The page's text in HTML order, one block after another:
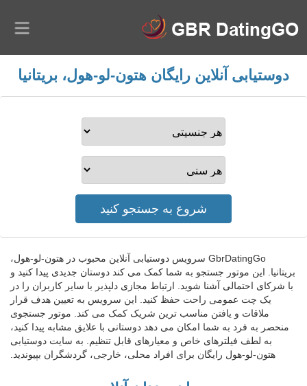
دوستیابی آنلاین رایگان هتون-لو-هول، بریتانیا
GbrDatingGo سرویس دوستیابی آنلاین محبوب در هتون-لو-هول،
بریتانیا. این موتور جستجو به شما کمک می کند دوستان جدیدی پیدا کنید و
با شرکای احتمالی آشنا شوید. ارتباط مجازی دلپذیر با سایر کاربران را در
یک چت عمومی راحت حفظ کنید. این سرویس به تعیین هدف قرار
ملاقات و یافتن مناسب ترین شریک کمک می کند. موتور جستجوی
منحصر به فرد به شما امکان می دهد دوستانی با علایق مشابه پیدا کنید،
به لطف فیلترهای خاص و معیارهای قابل تنظیم. به سایت دوستیابی
هتون-لو-هول رایگان برای افراد محلی، خارجی، گردشگران بپیوندید.